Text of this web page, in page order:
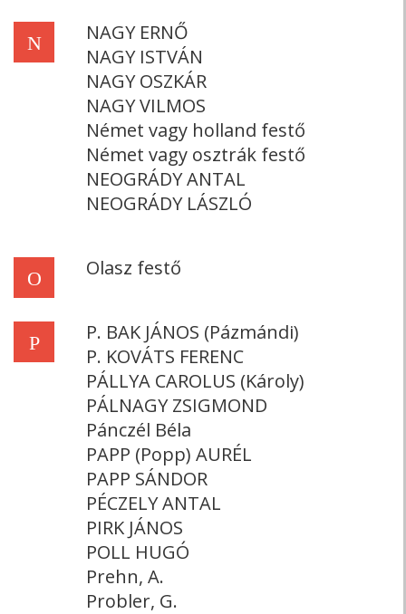
N
NAGY ERNŐ
NAGY ISTVÁN
NAGY OSZKÁR
NAGY VILMOS
Német vagy holland festő
Német vagy osztrák festő
NEOGRÁDY ANTAL
NEOGRÁDY LÁSZLÓ
O Olasz festő
P
P. BAK JÁNOS (Pázmándi)
P. KOVÁTS FERENC
PÁLLYA CAROLUS (Károly)
PÁLNAGY ZSIGMOND
Pánczél Béla
PAPP (Popp) AURÉL
PAPP SÁNDOR
PÉCZELY ANTAL
PIRK JÁNOS
POLL HUGÓ
Prehn, A.
Probler, G.